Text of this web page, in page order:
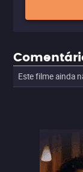
Este filme ainda